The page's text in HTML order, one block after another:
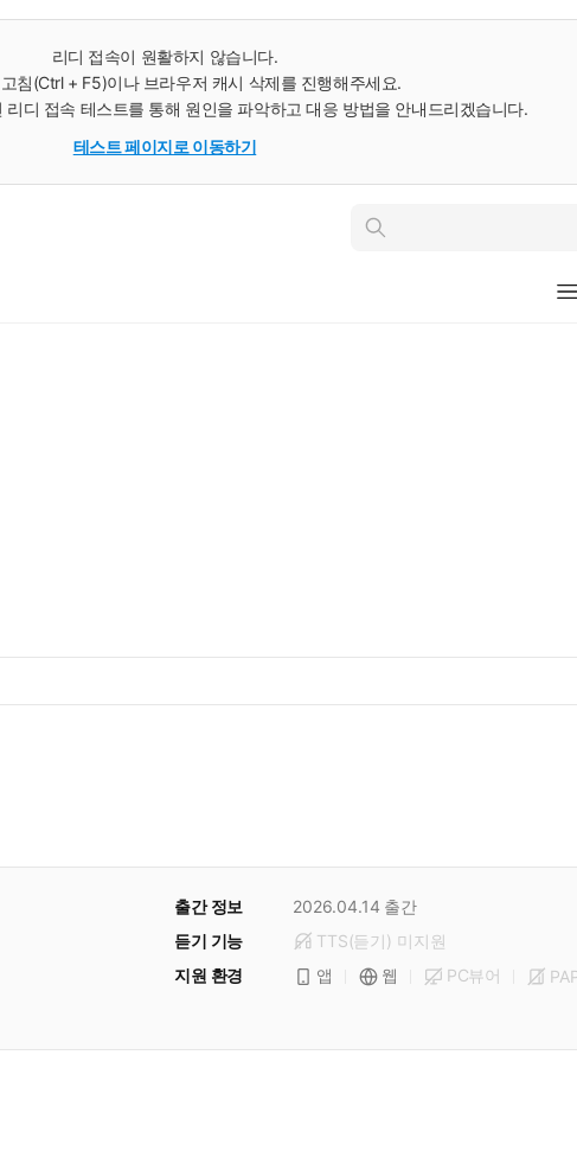
리디 접속이 원활하지 않습니다.
침(Ctrl + F5)이나 브라우저 캐시 삭제를 진행해주세요.
디 접속 테스트를 통해 원인을 파악하고 대응 방법을 안내드리겠습니다.
테스트 페이지로 이동하기
인
출간 정보 2026.04.14 출간
듣기 기능
TTS(듣기) 미지원
지원 환경
앱 웹 PC뷰어